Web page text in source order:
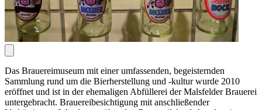
Das Brauereimuseum mit einer umfassenden, begeisternden
Sammlung rund um die Bierherstellung und -kultur wurde 2010
eröffnet und ist in der ehemaligen Abfüllerei der Malsfelder Brauerei
untergebracht. Brauereibesichtigung mit anschließender